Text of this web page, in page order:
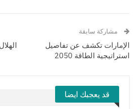
مشاركة سابقة
الإمارات تكشف عن تفاصيل
استراتيجية الطاقة 2050
قد يعجبك ايضا